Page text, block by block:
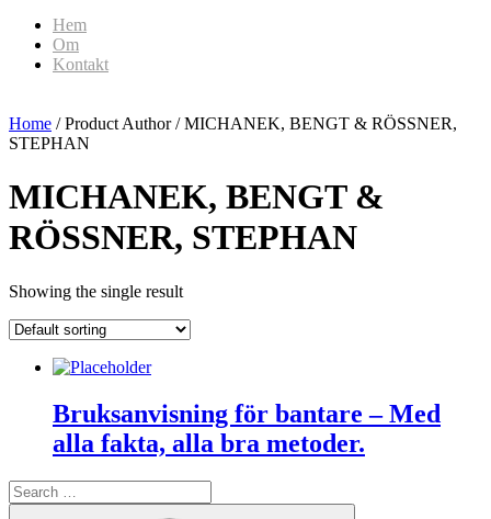
Hem
Om
Kontakt
Home / Product Author / MICHANEK, BENGT & RÖSSNER,
STEPHAN
MICHANEK, BENGT &
RÖSSNER, STEPHAN
Showing the single result
Bruksanvisning för bantare – Med
alla fakta, alla bra metoder.
Search
for: